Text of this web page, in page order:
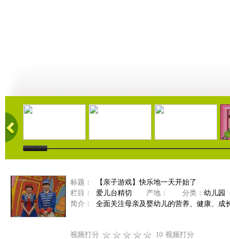
21:58 01:43 02:58
标题：
【亲子游戏】快乐地一天开始了
栏目：
爱儿台精切 产地： 分类： 幼儿园
简介：
全面关注母亲及婴幼儿的营养、健康、成
视频打分 10 视频打分